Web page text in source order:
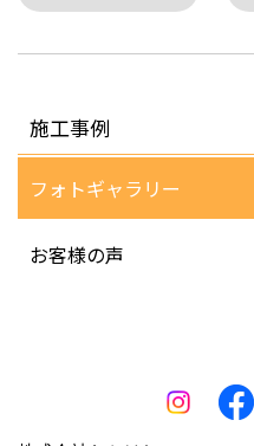
施工事例
フォトギャラリー
お客様の声